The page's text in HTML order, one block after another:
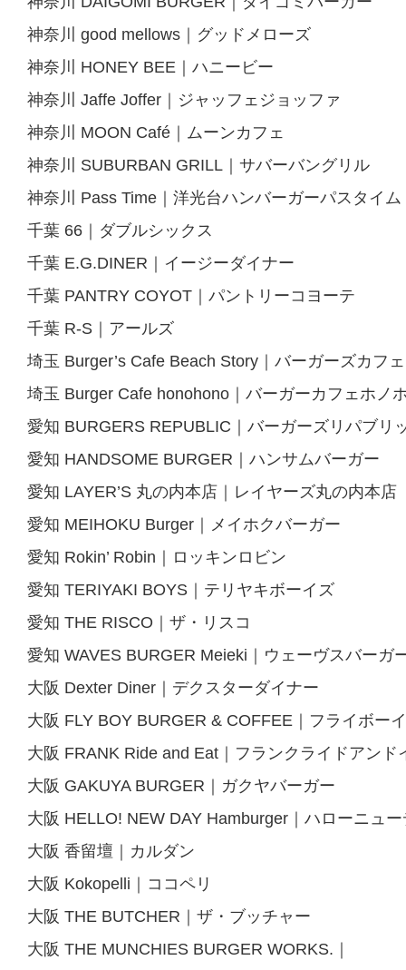
神奈川 good mellows｜グッドメローズ
神奈川 HONEY BEE｜ハニービー
神奈川 Jaffe Joffer｜ジャッフェジョッファ
神奈川 MOON Café｜ムーンカフェ
神奈川 SUBURBAN GRILL｜サバーバングリル
神奈川 Pass Time｜洋光台ハンバーガーパスタイム
千葉 66｜ダブルシックス
千葉 E.G.DINER｜イージーダイナー
千葉 PANTRY COYOT｜パントリーコヨーテ
千葉 R-S｜アールズ
埼玉 Burger’s Cafe Beach Story｜バーガーズカフ
埼玉 Burger Cafe honohono｜バーガーカフェホノ
愛知 BURGERS REPUBLIC｜バーガーズリパブリ
愛知 HANDSOME BURGER｜ハンサムバーガー
愛知 LAYER’S 丸の内本店｜レイヤーズ丸の内本店
愛知 MEIHOKU Burger｜メイホクバーガー
愛知 Rokin’ Robin｜ロッキンロビン
愛知 TERIYAKI BOYS｜テリヤキボーイズ
愛知 THE RISCO｜ザ・リスコ
愛知 WAVES BURGER Meieki｜ウェーヴスバーガ
大阪 Dexter Diner｜デクスターダイナー
大阪 FLY BOY BURGER & COFFEE｜フライボー
大阪 FRANK Ride and Eat｜フランクライドアンド
大阪 GAKUYA BURGER｜ガクヤバーガー
大阪 HELLO! NEW DAY Hamburger｜ハローニュ
大阪 香留壇｜カルダン
大阪 Kokopelli｜ココペリ
大阪 THE BUTCHER｜ザ・ブッチャー
大阪 THE MUNCHIES BURGER WORKS.｜